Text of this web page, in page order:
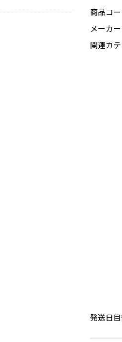
商品コー
メー
関連カテ
発送日目